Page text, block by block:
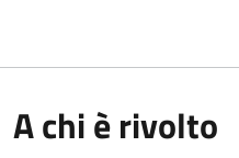
A chi è rivolto